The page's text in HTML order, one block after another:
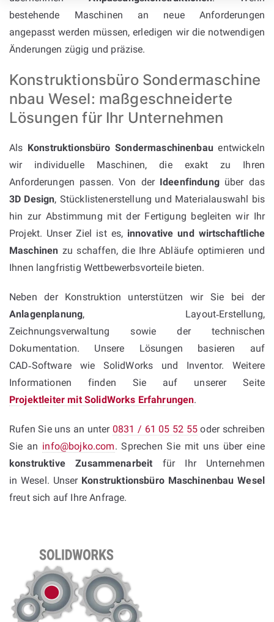
bestehende Maschinen an neue Anforderungen
angepasst werden müssen, erledigen wir die notwendigen
Änderungen zügig und präzise.
Konstruktionsbüro Sondermaschine
nbau Wesel: maßgeschneiderte
Lösungen für Ihr Unternehmen
Als Konstruktionsbüro Sondermaschinenbauentwickeln
wir individuelle Maschinen, die exakt zu Ihren
Anforderungen passen. Von der Ideenfindungüber das
3D Design, Stücklistenerstellung und Materialauswahl bis
hin zur Abstimmung mit der Fertigung begleiten wir Ihr
Projekt. Unser Ziel ist es, innovative und wirtschaftliche
Maschinen zu schaffen, die Ihre Abläufe optimieren und
Ihnen langfristig Wettbewerbsvorteile bieten.
Neben der Konstruktion unterstützen wir Sie bei der
Anlagenplanung, Layout‑Erstellung,
Zeichnungsverwaltung sowie der technischen
Dokumentation. Unsere Lösungen basieren auf
CAD‑Software wie SolidWorks und Inventor. Weitere
Informationen finden Sie auf unserer Seite
Projektleiter mit SolidWorks Erfahrungen.
Rufen Sie uns an unter 0831 / 61 05 52 55 oder schreiben
Sie an info@bojko.com. Sprechen Sie mit uns über eine
konstruktive Zusammenarbeit für Ihr Unternehmen
in Wesel. Unser Konstruktionsbüro Maschinenbau Wesel
freut sich auf Ihre Anfrage.